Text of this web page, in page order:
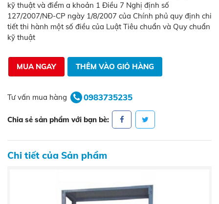
kỹ thuật và điểm a khoản 1 Điều 7 Nghị định số
127/2007/NĐ-CP ngày 1/8/2007 của Chính phủ quy định chi
tiết thi hành một số điều của Luật Tiêu chuẩn và Quy chuẩn
kỹ thuật
MUA NGAY THÊM VÀO GIỎ HÀNG
Tư vấn mua hàng 0983735235
Chia sẻ sản phẩm với bạn bè:
Chi tiết của Sản phẩm